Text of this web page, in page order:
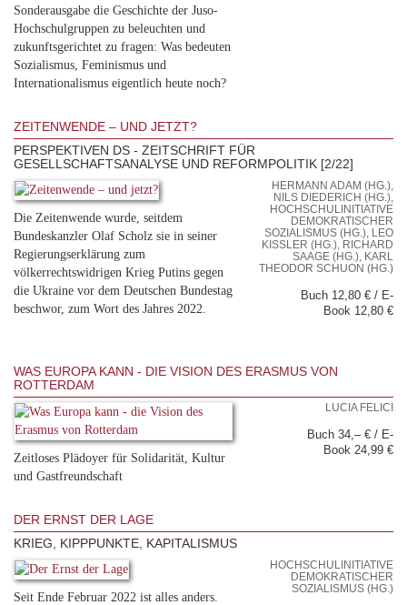
Sonderausgabe die Geschichte der Juso-
Hochschulgruppen zu beleuchten und
zukunftsgerichtet zu fragen: Was bedeuten
Sozialismus, Feminismus und
Internationalismus eigentlich heute noch?
ZEITENWENDE – UND JETZT?
PERSPEKTIVEN DS - ZEITSCHRIFT FÜR
GESELLSCHAFTSANALYSE UND REFORMPOLITIK [2/22]
Die Zeitenwende wurde, seitdem
Bundeskanzler Olaf Scholz sie in seiner
Regierungserklärung zum
völkerrechtswidrigen Krieg Putins gegen
die Ukraine vor dem Deutschen Bundestag
beschwor, zum Wort des Jahres 2022.
HERMANN ADAM (HG.),
NILS DIEDERICH (HG.),
HOCHSCHULINITIATIVE
DEMOKRATISCHER
SOZIALISMUS (HG.), LEO
KISSLER (HG.), RICHARD S
AAGE (HG.), KARL T
HEODOR SCHUON (HG.)
Buch 12,80 € / E-
Book 12,80 €
WAS EUROPA KANN - DIE VISION DES ERASMUS VON
ROTTERDAM
Zeitloses Plädoyer für Solidarität, Kultur
und Gastfreundschaft
LUCIA FELICI
Buch 34,– € / E-
Book 24,99 €
DER ERNST DER LAGE
KRIEG, KIPPPUNKTE, KAPITALISMUS
Seit Ende Februar 2022 ist alles anders.
HOCHSCHULINITIATIVE
DEMOKRATISCHER
SOZIALISMUS (HG.)